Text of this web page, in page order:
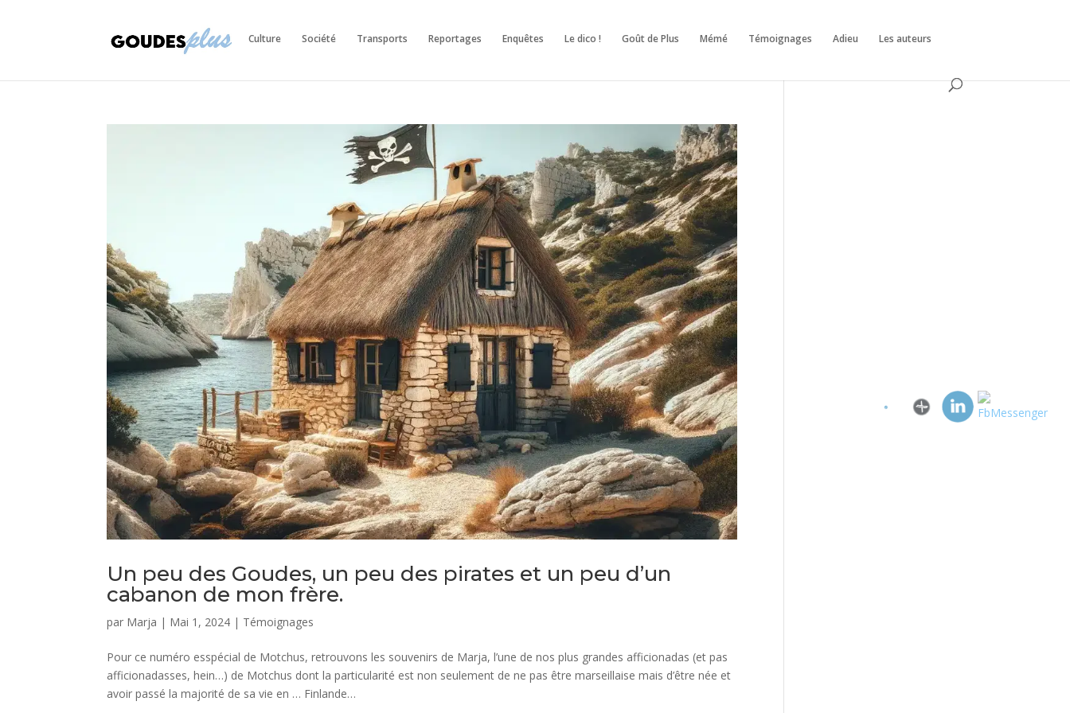
Culture Société Transports Reportages Enquêtes Le dico ! Goût de Plus Mémé Témoignages Adieu Les auteurs
Un peu des Goudes, un peu des pirates et un peu d’un
cabanon de mon frère.
par Marja | Mai 1, 2024 | Témoignages
Pour ce numéro esspécial de Motchus, retrouvons les souvenirs de Marja, l’une de nos plus grandes afficionadas (et pas
afficionadasses, hein…) de Motchus dont la particularité est non seulement de ne pas être marseillaise mais d’être née et
avoir passé la majorité de sa vie en … Finlande…